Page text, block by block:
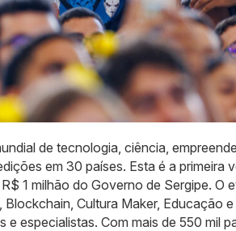
de tecnologia, ciência,
em 30 países. Esta é a primeira
1 milhão do Governo de Sergipe. O
Cultura Maker, Educação
e especialistas. Com mais de 550 mil